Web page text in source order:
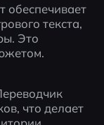
обеспечивает
текста,
Это
что делает